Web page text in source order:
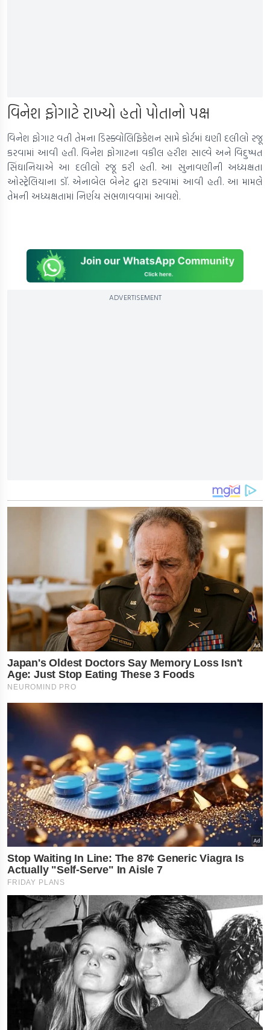
વિનેશ ફોગાટે રાખ્યો હતો પોતાનો પક્ષ
વિનેશ ફોગાટ વતી તેમના ડિસ્ક્વોલિફિકેશન સામે કોર્ટમાં ઘણી દલીલો રજૂ
કરવામાં આવી હતી. વિનેશ ફોગાટના વકીલ હરીશ સાલ્વે અને વિદુષ્પત
સિંઘાનિયાએ આ દલીલો રજૂ કરી હતી. આ સુનાવણીની અધ્યક્ષતા
ઓસ્ટ્રેલિયાના ડૉ. એનાબેલ બેનેટ દ્વારા કરવામાં આવી હતી. આ મામલે
તેમની અધ્યક્ષતામાં નિર્ણય સંભળાવવામાં આવશે.
ADVERTISEMENT